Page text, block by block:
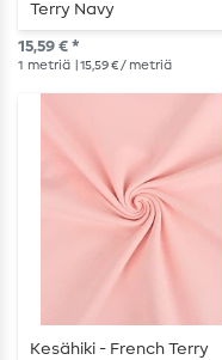
Terry Navy
15,59 € *
1 metriä | 15,59 € / metriä
Kesähiki - French Terry